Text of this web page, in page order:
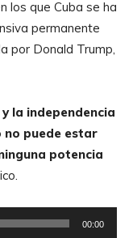
los que Cuba se ha
permanente
por Donald Trump,
la independencia
no puede estar
potencia
00:00